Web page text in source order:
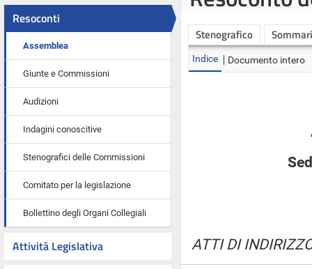
Resoconti
Assemblea
Giunte e Commissioni
Audizioni
Indagini conoscitive
Stenografici delle Commissioni
Comitato per la legislazione
Bollettino degli Organi Collegiali
Attività Legislativa
Stenografico
Indice Documento intero
ATTI DI